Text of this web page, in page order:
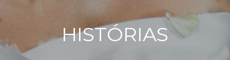
HISTÓRIAS